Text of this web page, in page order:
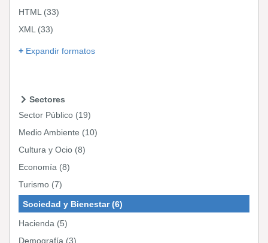
HTML (33)
XML (33)
Expandir formatos
Sectores
Sector Público (19)
Medio Ambiente (10)
Cultura y Ocio (8)
Economía (8)
Turismo (7)
Sociedad y Bienestar(6)
Hacienda (5)
Demografía (3)